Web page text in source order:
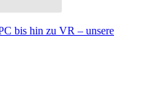
bis hin zu VR – unsere